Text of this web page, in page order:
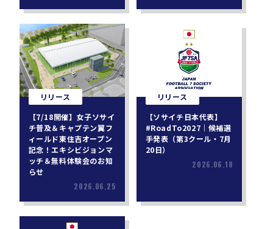
リリース
【7/18開催】女子ソサイ
チ普及＆キャプテン翼フ
ィールド東住吉オープン
記念！エキシビジョンマ
ッチ＆無料体験会のお知
らせ
2026.06.25
リリース
【ソサイチ日本代表】
#RoadTo2027｜候補選
手発表（第3クール・7月
20日）
2026.06.18